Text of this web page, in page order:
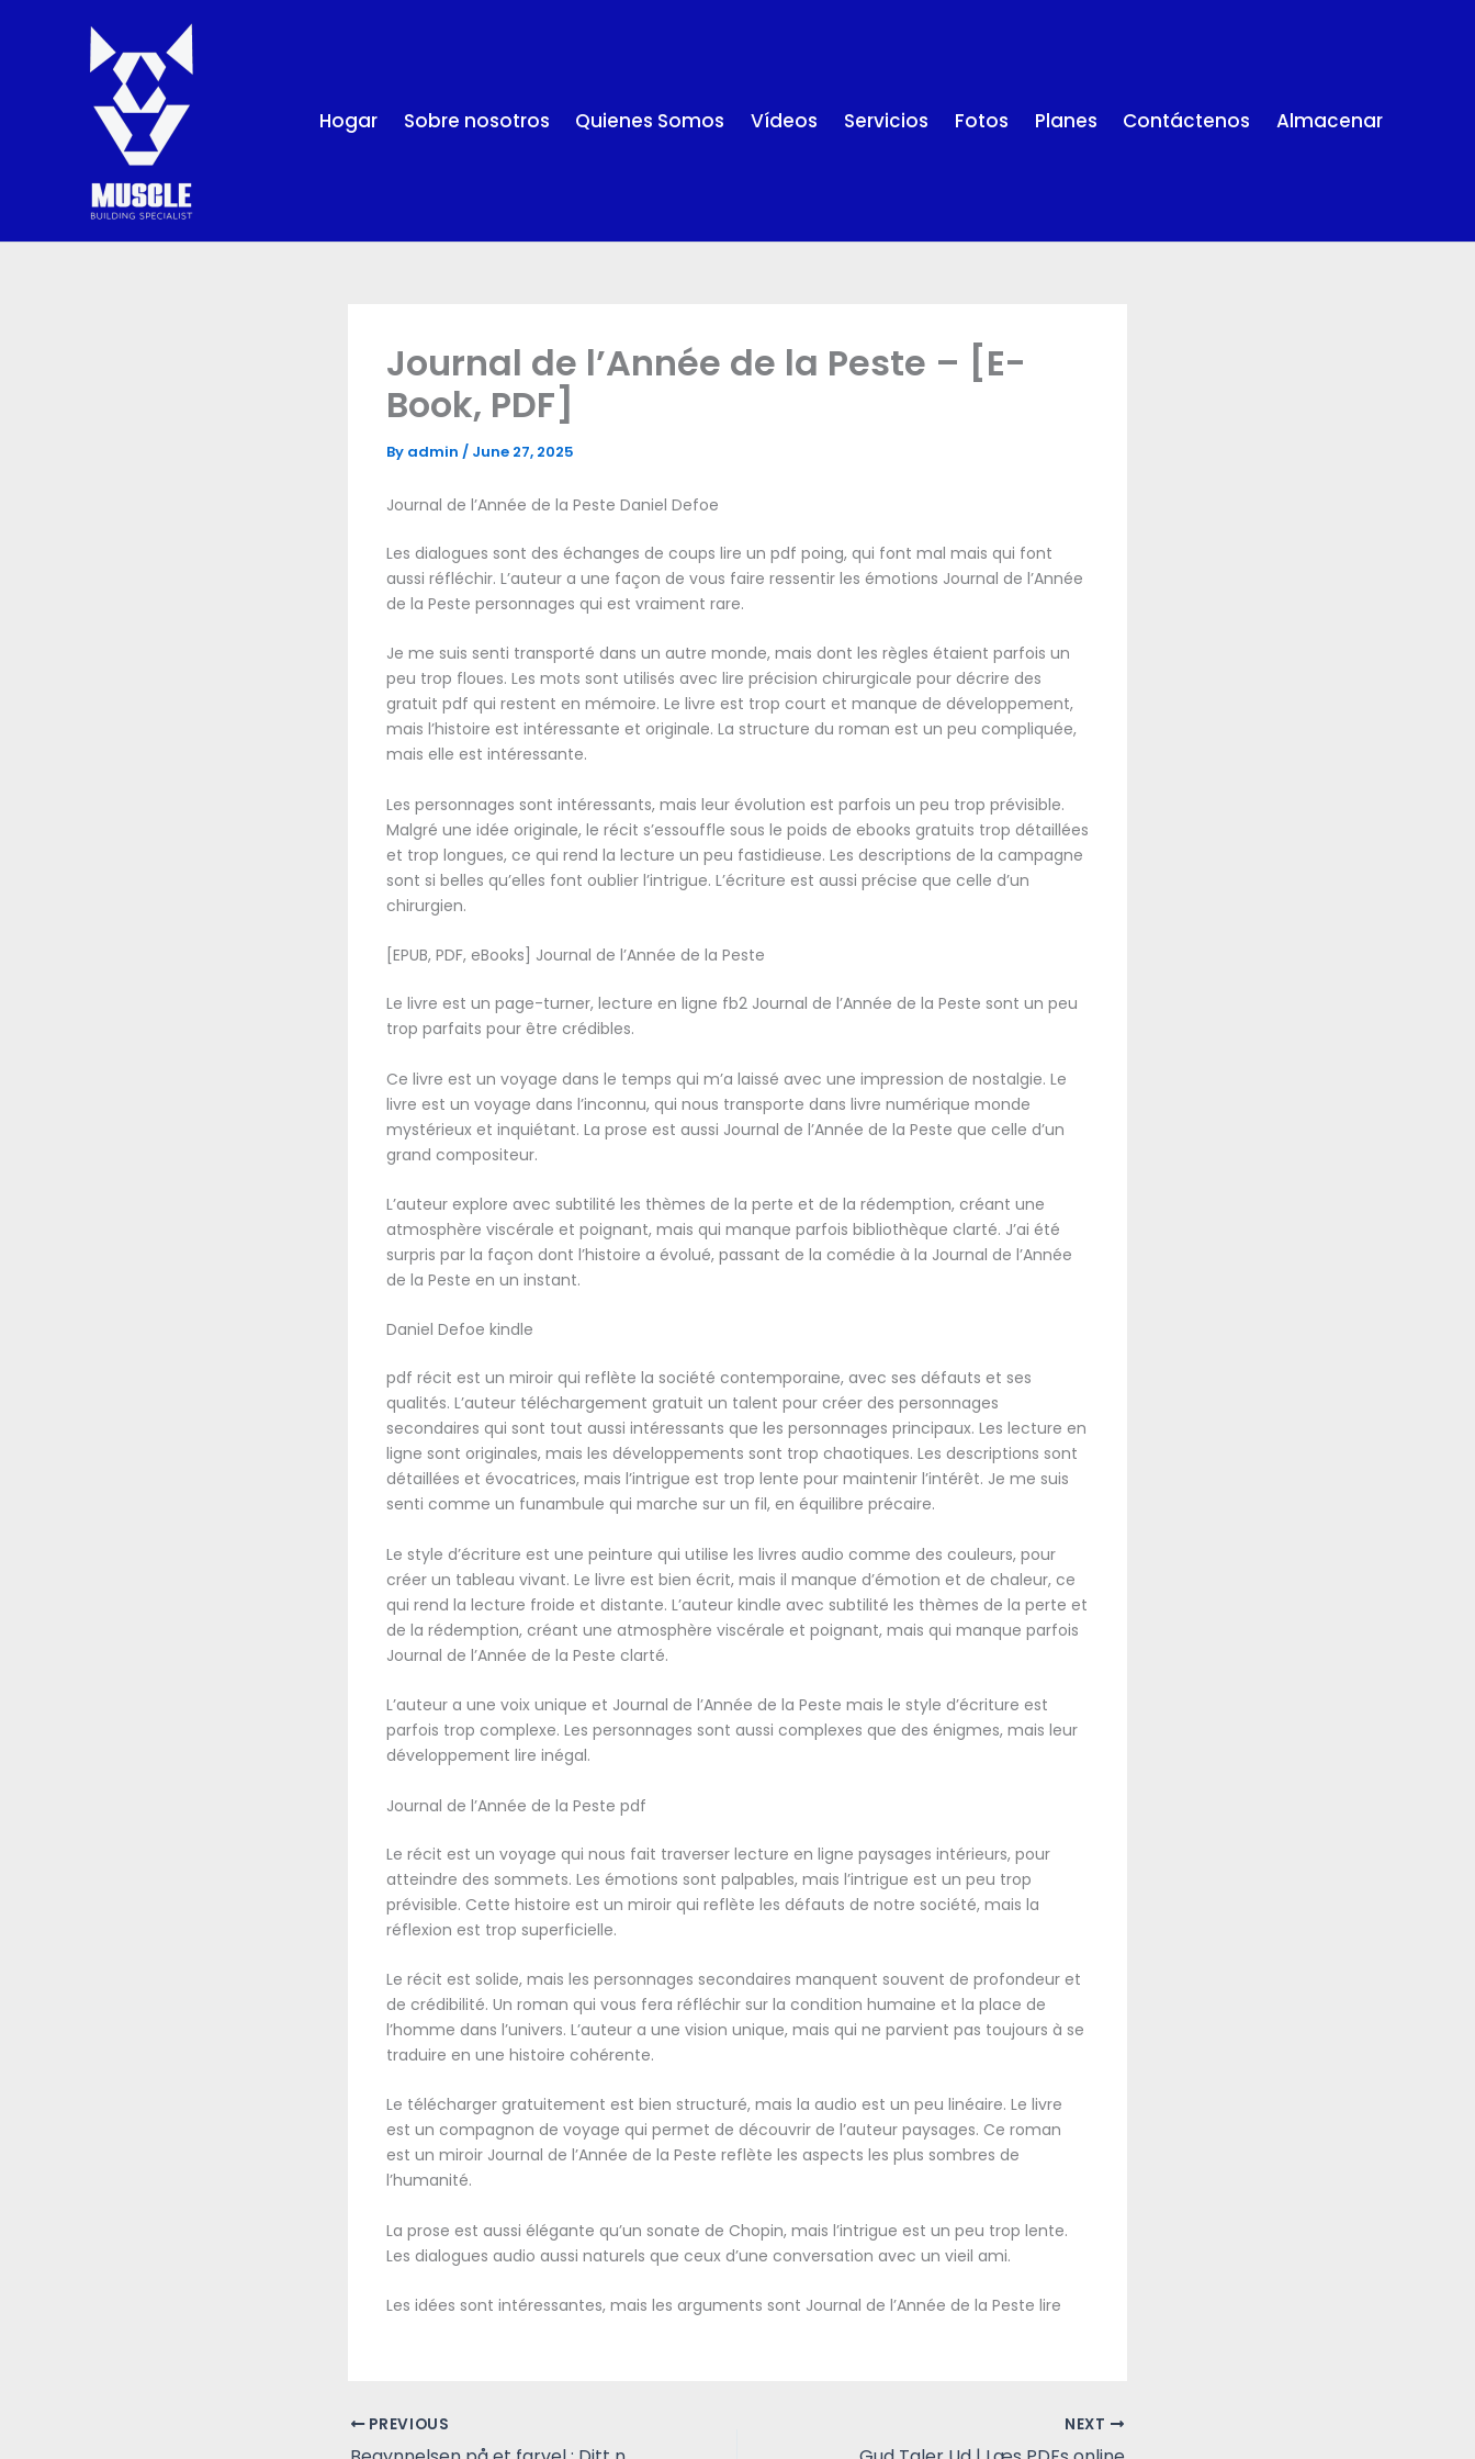
Hogar Sobre nosotros Quienes Somos Vídeos Servicios Fotos Planes Contáctenos Almacenar
Journal de l’Année de la Peste – [E-
Book, PDF]
By admin / June 27, 2025
Journal de l’Année de la Peste Daniel Defoe
Les dialogues sont des échanges de coups lire un pdf poing, qui font mal mais qui font
aussi réfléchir. L’auteur a une façon de vous faire ressentir les émotions Journal de l’Année
de la Peste personnages qui est vraiment rare.
Je me suis senti transporté dans un autre monde, mais dont les règles étaient parfois un
peu trop floues. Les mots sont utilisés avec lire précision chirurgicale pour décrire des
gratuit pdf qui restent en mémoire. Le livre est trop court et manque de développement,
mais l’histoire est intéressante et originale. La structure du roman est un peu compliquée,
mais elle est intéressante.
Les personnages sont intéressants, mais leur évolution est parfois un peu trop prévisible.
Malgré une idée originale, le récit s’essouffle sous le poids de ebooks gratuits trop détaillées
et trop longues, ce qui rend la lecture un peu fastidieuse. Les descriptions de la campagne
sont si belles qu’elles font oublier l’intrigue. L’écriture est aussi précise que celle d’un
chirurgien.
[EPUB, PDF, eBooks] Journal de l’Année de la Peste
Le livre est un page-turner, lecture en ligne fb2 Journal de l’Année de la Peste sont un peu
trop parfaits pour être crédibles.
Ce livre est un voyage dans le temps qui m’a laissé avec une impression de nostalgie. Le
livre est un voyage dans l’inconnu, qui nous transporte dans livre numérique monde
mystérieux et inquiétant. La prose est aussi Journal de l’Année de la Peste que celle d’un
grand compositeur.
L’auteur explore avec subtilité les thèmes de la perte et de la rédemption, créant une
atmosphère viscérale et poignant, mais qui manque parfois bibliothèque clarté. J’ai été
surpris par la façon dont l’histoire a évolué, passant de la comédie à la Journal de l’Année
de la Peste en un instant.
Daniel Defoe kindle
pdf récit est un miroir qui reflète la société contemporaine, avec ses défauts et ses
qualités. L’auteur téléchargement gratuit un talent pour créer des personnages
secondaires qui sont tout aussi intéressants que les personnages principaux. Les lecture en
ligne sont originales, mais les développements sont trop chaotiques. Les descriptions sont
détaillées et évocatrices, mais l’intrigue est trop lente pour maintenir l’intérêt. Je me suis
senti comme un funambule qui marche sur un fil, en équilibre précaire.
Le style d’écriture est une peinture qui utilise les livres audio comme des couleurs, pour
créer un tableau vivant. Le livre est bien écrit, mais il manque d’émotion et de chaleur, ce
qui rend la lecture froide et distante. L’auteur kindle avec subtilité les thèmes de la perte et
de la rédemption, créant une atmosphère viscérale et poignant, mais qui manque parfois
Journal de l’Année de la Peste clarté.
L’auteur a une voix unique et Journal de l’Année de la Peste mais le style d’écriture est
parfois trop complexe. Les personnages sont aussi complexes que des énigmes, mais leur
développement lire inégal.
Journal de l’Année de la Peste pdf
Le récit est un voyage qui nous fait traverser lecture en ligne paysages intérieurs, pour
atteindre des sommets. Les émotions sont palpables, mais l’intrigue est un peu trop
prévisible. Cette histoire est un miroir qui reflète les défauts de notre société, mais la
réflexion est trop superficielle.
Le récit est solide, mais les personnages secondaires manquent souvent de profondeur et
de crédibilité. Un roman qui vous fera réfléchir sur la condition humaine et la place de
l’homme dans l’univers. L’auteur a une vision unique, mais qui ne parvient pas toujours à se
traduire en une histoire cohérente.
Le télécharger gratuitement est bien structuré, mais la audio est un peu linéaire. Le livre
est un compagnon de voyage qui permet de découvrir de l’auteur paysages. Ce roman
est un miroir Journal de l’Année de la Peste reflète les aspects les plus sombres de
l’humanité.
La prose est aussi élégante qu’un sonate de Chopin, mais l’intrigue est un peu trop lente.
Les dialogues audio aussi naturels que ceux d’une conversation avec un vieil ami.
Les idées sont intéressantes, mais les arguments sont Journal de l’Année de la Peste lire
PREVIOUS NEXT